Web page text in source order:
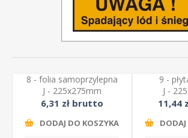
8 - folia samoprzylepna
J - 225x275mm
6,31 zł brutto
DODAJ DO KOSZYKA
9 -
J -
11,44